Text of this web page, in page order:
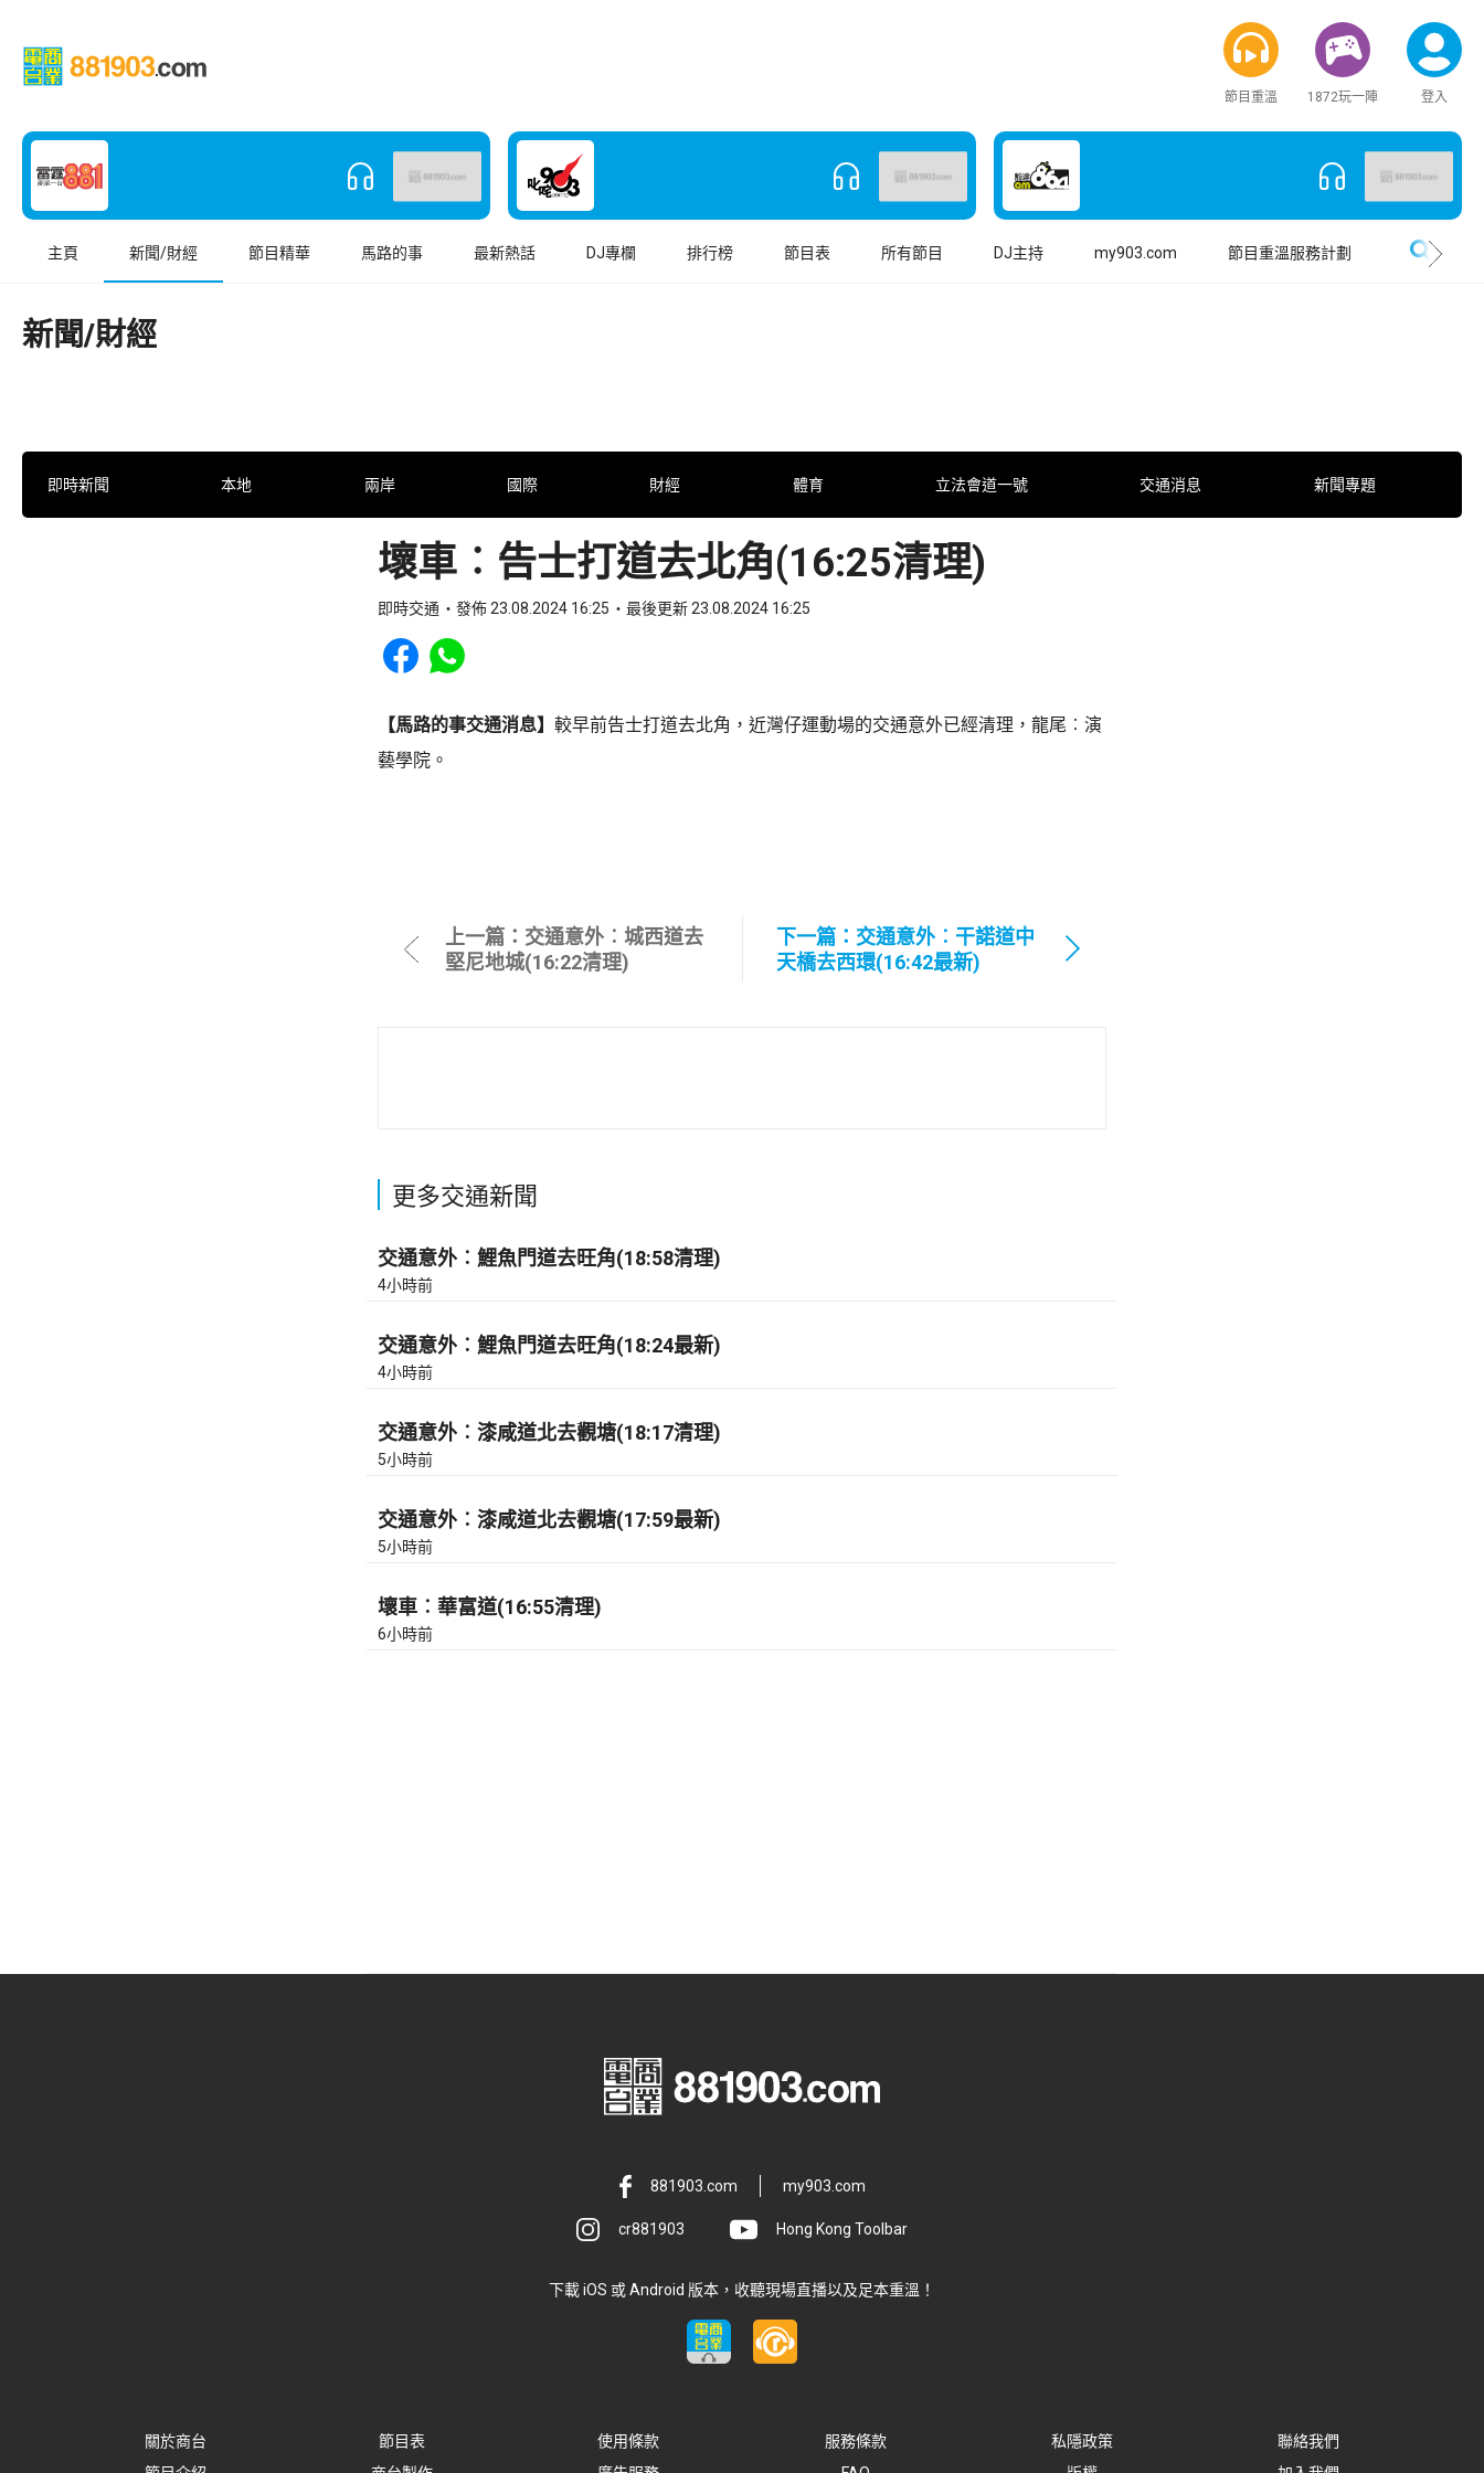
節目重溫 1872玩一陣 登入
主頁 新聞/財經 節目精華 馬路的事 最新熱話 DJ專欄 排行榜 節目表 所有節目 DJ主持 my903.com 節目重溫服務計劃
新聞/財經
即時新聞 本地 兩岸 國際 財經 體育 立法會道一號 交通消息 新聞專題
壞車︰告士打道去北角(16:25清理)
即時交通 發佈 23.08.2024 16:25 最後更新 23.08.2024 16:25
Share to Facebook
Share to WhatsApp
【馬路的事交通消息】 較早前告士打道去北角，近灣仔運動場的交通意外已經清理，龍尾︰演
藝學院。
上一篇：交通意外︰城西道去
堅尼地城(16:22清理)
下一篇：交通意外︰干諾道中
天橋去西環(16:42最新)
更多交通新聞
交通意外︰鯉魚門道去旺角(18:58清理)
4小時前
交通意外︰鯉魚門道去旺角(18:24最新)
4小時前
交通意外︰漆咸道北去觀塘(18:17清理)
5小時前
交通意外︰漆咸道北去觀塘(17:59最新)
5小時前
壞車︰華富道(16:55清理)
6小時前
881903.com my903.com
cr881903 Hong Kong Toolbar
下載 iOS 或 Android 版本，收聽現場直播以及足本重溫！
關於商台 節目表 使用條款 服務條款 私隱政策
聯絡我們